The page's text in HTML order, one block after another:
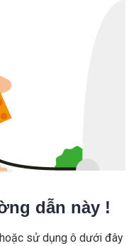
dẫn này !
hoặc sử dụng ô dưới đây